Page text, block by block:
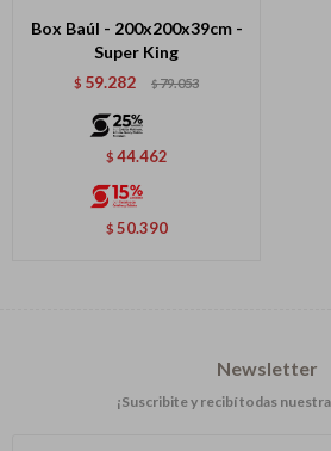
Box Baúl - 200x200x39cm -
Super King
$ 59.282 $79.053
$ 44.462
$ 50.390
Newsletter
¡Suscribite y recibí todas